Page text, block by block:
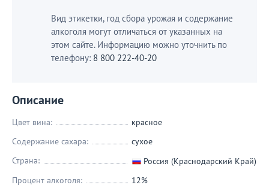
Вид этикетки, год сбора урожая и содержание
алкоголя могут отличаться от указанных на
этом сайте. Информацию можно уточнить по
телефону: 8 800 222-40-20
Описание
Цвет вина:
красное
Содержание сахара:
сухое
Страна:
Россия (Краснодарский Край)
Процент алкоголя:
12%